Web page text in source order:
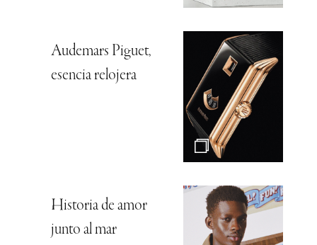
Audemars Piguet,
esencia relojera
Historia de amor
junto al mar